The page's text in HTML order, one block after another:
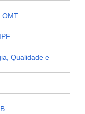
OMT
Qualidade e